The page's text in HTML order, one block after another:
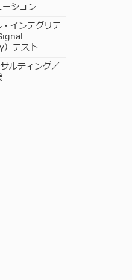
ション
インテグリテ
テスト
ルティング／